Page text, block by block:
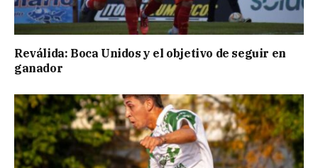
Reválida: Boca Unidos y el objetivo de seguir en
ganador